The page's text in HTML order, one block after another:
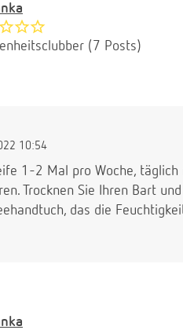
(7 Posts)
10:54
1-2 Mal pro Woche,
Trocknen Sie Ihren Bart
das die